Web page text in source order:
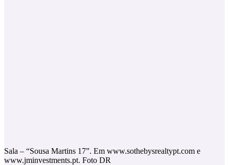
Sala – “Sousa Martins 17”. Em www.sothebysrealtypt.com e
www.jminvestments.pt. Foto DR